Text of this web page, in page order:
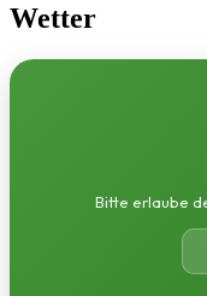
Wetter
Bitte erlaube